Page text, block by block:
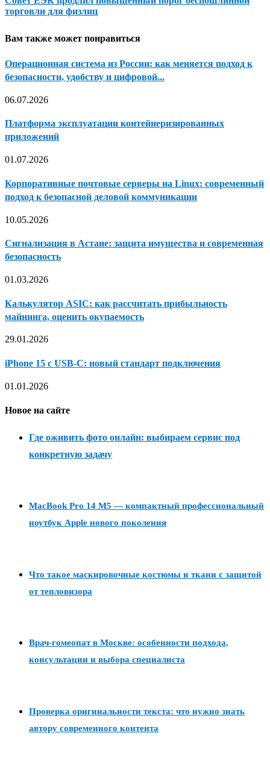
торговли для физлиц
Вам также может понравиться
Операционная система из России: как меняется подход к
безопасности, удобству и цифровой...
06.07.2026
Платформа эксплуатации контейнеризированных
приложений
01.07.2026
Корпоративные почтовые серверы на Linux: современный
подход к безопасной деловой коммуникации
10.05.2026
Сигнализация в Астане: защита имущества и современная
безопасность
01.03.2026
Калькулятор ASIC: как рассчитать прибыльность
майнинга, оценить окупаемость
29.01.2026
iPhone 15 с USB-C: новый стандарт подключения
01.01.2026
Новое на сайте
Где оживить фото онлайн: выбираем сервис под
конкретную задачу
MacBook Pro 14 M5 — компактный профессиональный
ноутбук Apple нового поколения
Что такое маскировочные костюмы и ткани с защитой
от тепловизора
Врач-гомеопат в Москве: особенности подхода,
консультации и выбора специалиста
Проверка оригинальности текста: что нужно знать
автору современного контента